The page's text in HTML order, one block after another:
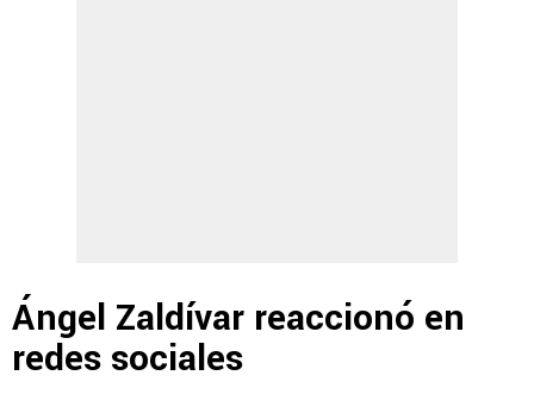
Ángel Zaldívar reaccionó en
redes sociales